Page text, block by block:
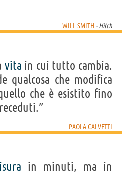
WILL SMITH - Hitch
vita in cui tutto cambia.
qualcosa che modifica
che è esistito fino
PAOLA CALVETTI
in minuti, ma in